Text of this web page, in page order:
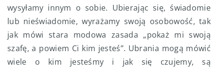
wysyłamy innym o sobie. Ubierając się, świadomie
lub nieświadomie, wyrażamy swoją osobowość, tak
jak mówi stara modowa zasada „pokaż mi swoją
szafę, a powiem Ci kim jesteś”. Ubrania mogą mówić
wiele o kim jesteśmy i jak się czujemy, są